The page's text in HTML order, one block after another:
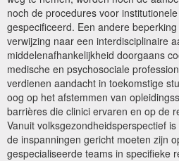
noch de procedures voor
gespecificeerd. Een andere
verwijzing naar een interdisciplinaire
middelenafhankelijkheid doorgaans
medische en psychosociale
verdienen aandacht in toekomstige
oog op het afstemmen van
barrières die clinici ervaren en op de
Vanuit volksgezondheidsperspectief
de inspanningen gericht moeten zijn
gespecialiseerde teams in specifieke